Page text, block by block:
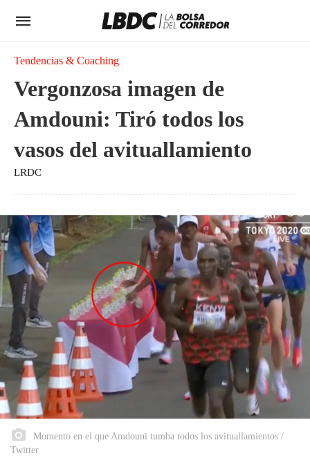
Tendencias & Coaching
Vergonzosa imagen de
Amdouni: Tiró todos los
vasos del avituallamiento
LRDC
Momento en el que Amdouni tumba todos los avituallamientos /
Twitter